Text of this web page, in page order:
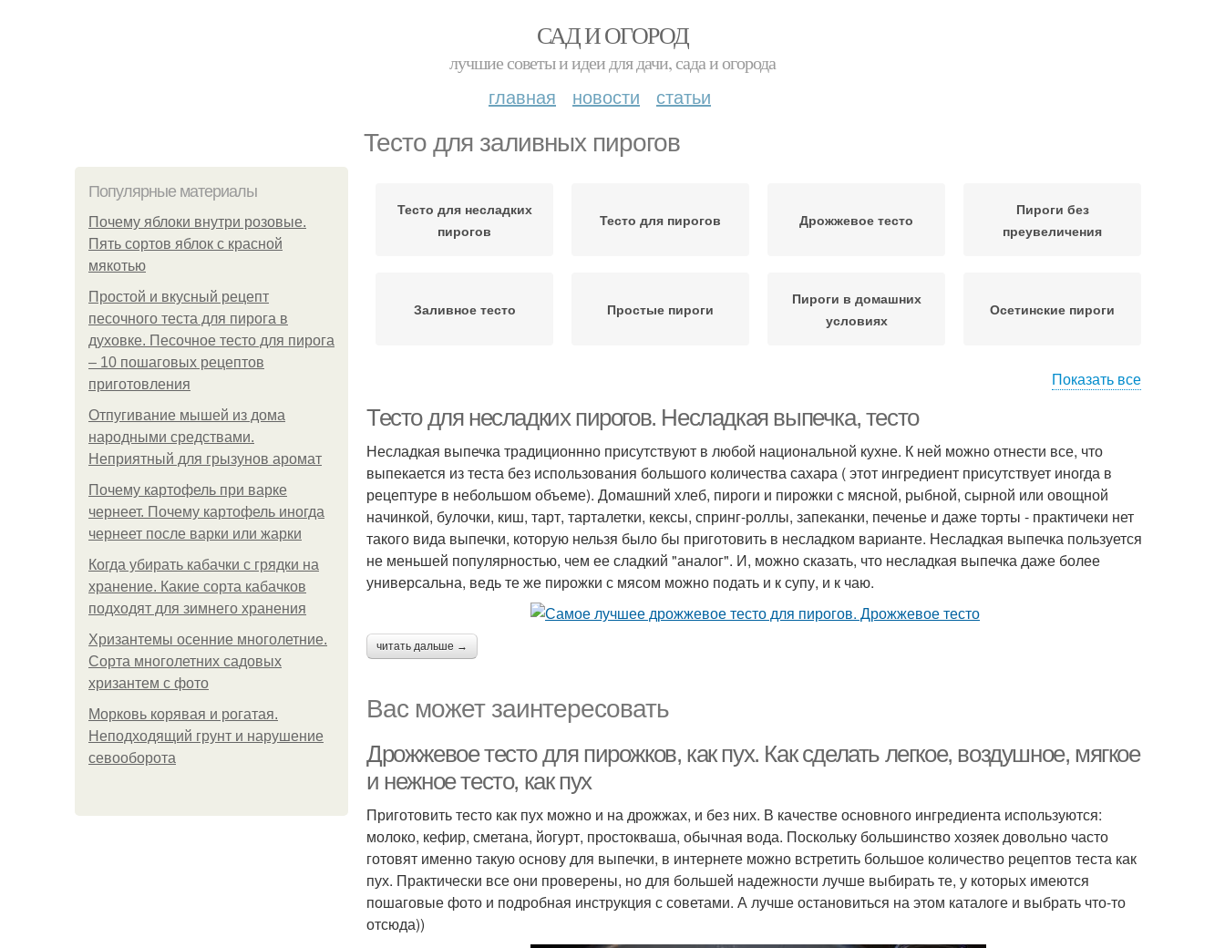
САД И ОГОРОД
лучшие советы и идеи для дачи, сада и огорода
главная новости статьи
Тесто для заливных пирогов
Популярные материалы
Почему яблоки внутри розовые.
Пять сортов яблок с красной
мякотью
Простой и вкусный рецепт
песочного теста для пирога в
духовке. Песочное тесто для пирога
– 10 пошаговых рецептов
приготовления
Отпугивание мышей из дома
народными средствами.
Неприятный для грызунов аромат
Почему картофель при варке
чернеет. Почему картофель иногда
чернеет после варки или жарки
Когда убирать кабачки с грядки на
хранение. Какие сорта кабачков
подходят для зимнего хранения
Хризантемы осенние многолетние.
Сорта многолетних садовых
хризантем с фото
Морковь корявая и рогатая.
Неподходящий грунт и нарушение
севооборота
Тесто для несладких
пирогов
Тесто для пирогов Дрожжевое тесто
Пироги без
преувеличения
Заливное тесто Простые пироги
Пироги в домашних
условиях
Осетинские пироги
Показать все
Тесто для несладких пирогов. Несладкая выпечка, тесто
Несладкая выпечка традиционнно присутствуют в любой национальной кухне. К ней можно отнести все, что
выпекается из теста без использования большого количества сахара ( этот ингредиент присутствует иногда в
рецептуре в небольшом объеме). Домашний хлеб, пироги и пирожки с мясной, рыбной, сырной или овощной
начинкой, булочки, киш, тарт, тарталетки, кексы, спринг-роллы, запеканки, печенье и даже торты - практичеки нет
такого вида выпечки, которую нельзя было бы приготовить в несладком варианте. Несладкая выпечка пользуется
не меньшей популярностью, чем ее сладкий "аналог". И, можно сказать, что несладкая выпечка даже более
универсальна, ведь те же пирожки с мясом можно подать и к супу, и к чаю.
читать дальше →
Вас может заинтересовать
Дрожжевое тесто для пирожков, как пух. Как сделать легкое, воздушное, мягкое
и нежное тесто, как пух
Приготовить тесто как пух можно и на дрожжах, и без них. В качестве основного ингредиента используются:
молоко, кефир, сметана, йогурт, простокваша, обычная вода. Поскольку большинство хозяек довольно часто
готовят именно такую основу для выпечки, в интернете можно встретить большое количество рецептов теста как
пух. Практически все они проверены, но для большей надежности лучше выбирать те, у которых имеются
пошаговые фото и подробная инструкция с советами. А лучше остановиться на этом каталоге и выбрать что-то
отсюда))